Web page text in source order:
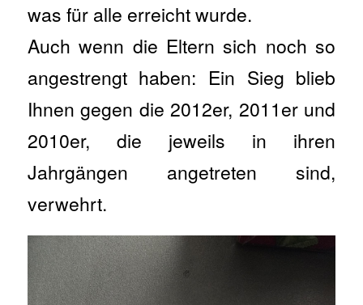
was für alle erreicht wurde.
Auch wenn die Eltern sich noch so
angestrengt haben: Ein Sieg blieb
Ihnen gegen die 2012er, 2011er und
2010er, die jeweils in ihren
Jahrgängen angetreten sind,
verwehrt.